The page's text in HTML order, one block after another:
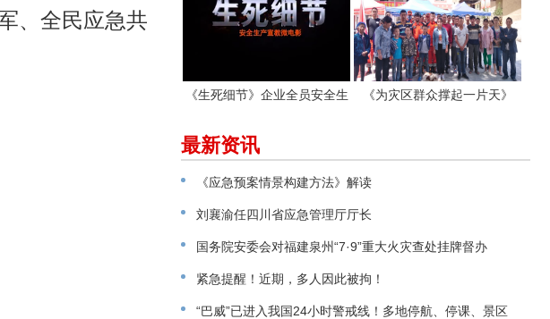
、 全民应急共
赛
《生死细节》企业全员安全生
《为灾区群众撑起一片天》
最新资讯
《应急预案情景构建方法》解读
刘襄渝任四川省应急管理厅厅长
国务院安委会对福建泉州“7·9”重大火灾查处挂牌督办
紧急提醒！近期，多人因此被拘！
“巴威”已进入我国24小时警戒线！多地停航、停课、景区